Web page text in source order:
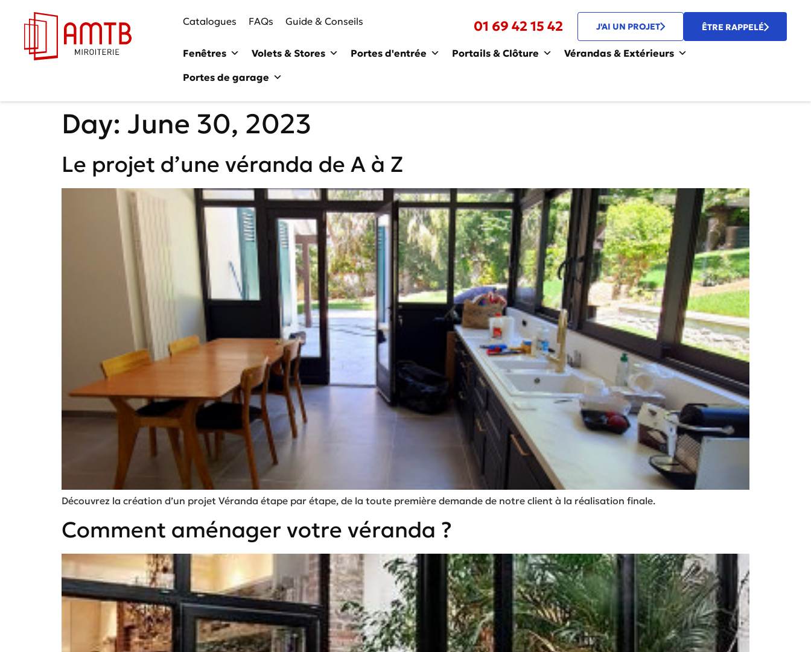
Catalogues FAQs Guide & Conseils 01 69 42 15 42 J'AI UN PROJET ÊTRE RAPPELÉ
Fenêtres Volets & Stores Portes d'entrée Portails & Clôture
Vérandas & Extérieurs
Portes de garage
Day: June 30, 2023
Le projet d’une véranda de A à Z
Découvrez la création d’un projet Véranda étape par étape, de la toute première demande de notre client à la réalisation finale.
Comment aménager votre véranda ?